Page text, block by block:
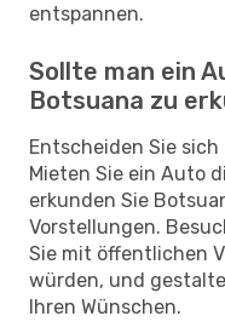
entspannen.
Sollte man ein
Botsuana zu
Entscheiden Sie
Mieten Sie ein Auto
erkunden Sie
Vorstellungen.
Sie mit öffentlichen
würden, und
Ihren Wünschen.